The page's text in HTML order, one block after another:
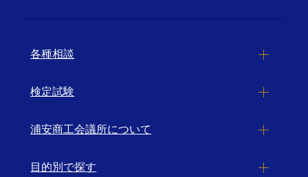
各種相談
検定試験
浦安商工会議所について
目的別で探す